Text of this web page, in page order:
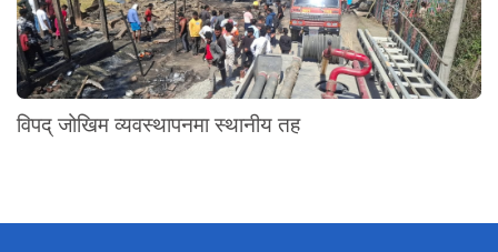
विपद् जोखिम व्यवस्थापनमा स्थानीय तह